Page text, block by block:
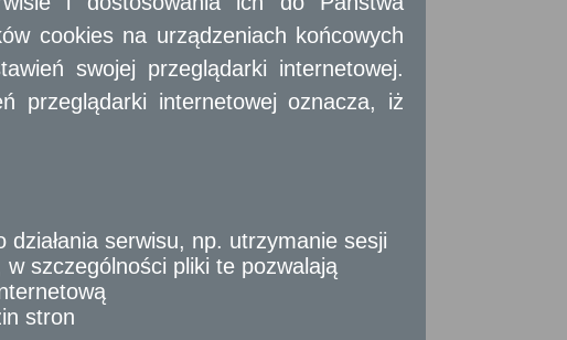
jednostek samorządu terytorialnego, organów
instytucji społecznych w związku z wykonywanymi
za jej zgodą.
powodu złożenia skargi albo z powodu dostarczenia
prawem dozwolonym.
ciągu miesiąca od złożenia skargi.
cookies na urządzeniach końcowych
swojej przeglądarki internetowej.
przeglądarki internetowej oznacza, iż
serwisu, np. utrzymanie sesji
szczególności pliki te pozwalają
stron